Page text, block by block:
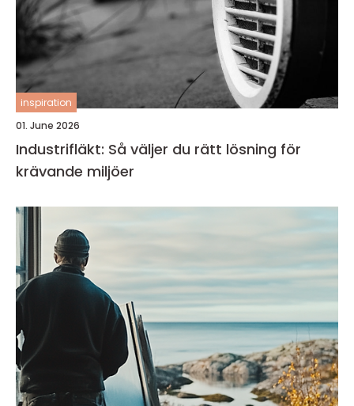
inspiration
01. June 2026
Industrifläkt: Så väljer du rätt lösning för
krävande miljöer